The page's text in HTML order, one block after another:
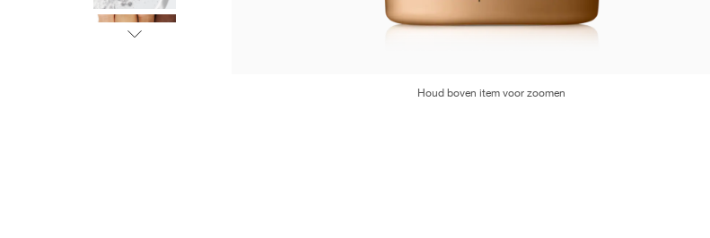
Houd boven item voor zoomen